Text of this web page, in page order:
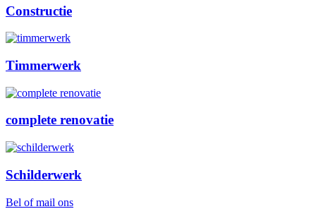
Constructie
Timmerwerk
complete renovatie
Schilderwerk
Bel of mail ons